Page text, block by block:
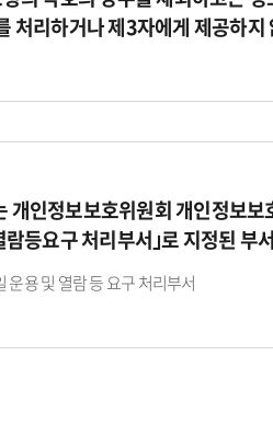
처리하거나 제3자에게 제공하지
개인정보보호위원회 개인정보
등요구 처리부서｣로 지정된 부
용 및 열람 등 요구 처리부서